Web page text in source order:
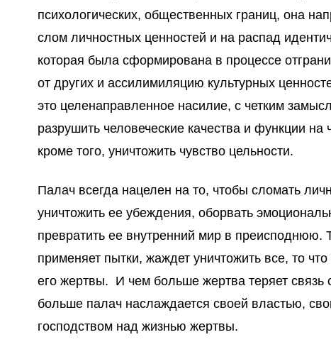
психологических, общественных границ, она
слом личностных ценностей и на распад
которая была сформирована в процессе
от других и ассилимиляцию культурных
это целенаправленное насилие, с четким
разрушить человеческие качества и функции на
кроме того, уничтожить чувство цельности.
Палач всегда нацелен на то, чтобы сломать
уничтожить ее убеждения, оборвать
превратить ее внутренний мир в преисподнюю.
применяет пытки, жаждет уничтожить все, то
его жертвы. И чем больше жертва теряет связь
больше палач наслаждается своей властью,
господством над жизнью жертвы.